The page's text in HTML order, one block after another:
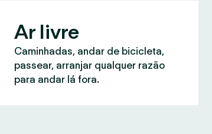
Ar livre
Caminhadas, andar de bicicleta,
passear, arranjar qualquer razão
para andar lá fora.